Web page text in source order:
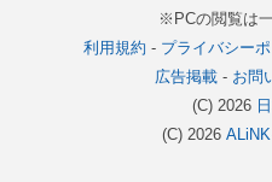
※PCの閲覧は
利用規約 - プライバシー
広告掲載- お問
(C) 2026
(C) 2026